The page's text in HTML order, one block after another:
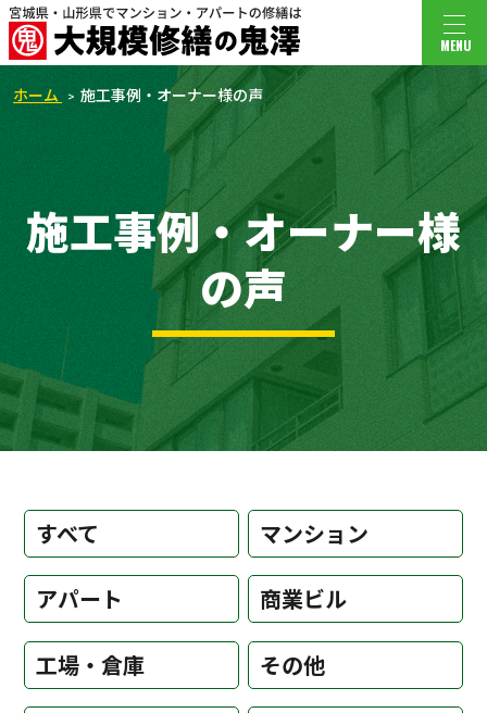
MENU
ホーム 施工事例・オーナー様の声
施工事例・オーナー様
の声
すべて マンション
アパート 商業ビル
工場・倉庫 その他